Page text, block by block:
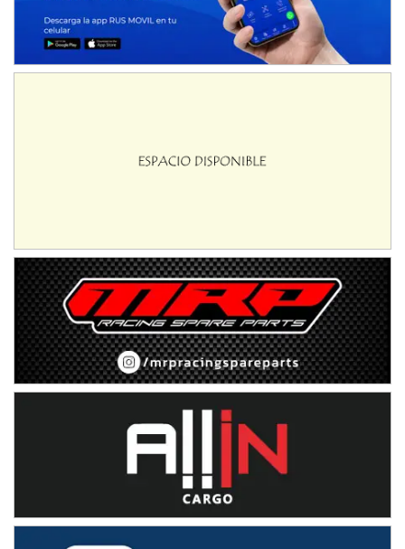
NORESTE SANTAFESINO - F6
Ciudad de Avellaneda (Asfalto)